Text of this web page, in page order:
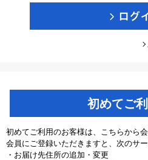
初めてご
初めてご利用のお客様は、こちらから
会員にご登録いただきますと、次のサ
・お届け先住所の追加・変更